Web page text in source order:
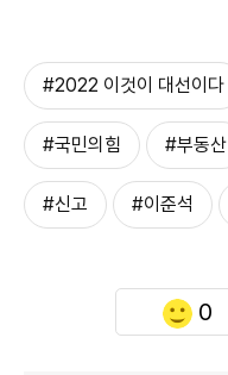
#2022 이것이 대선이다
#국민의힘 #부동산
#신고 #이준석
0